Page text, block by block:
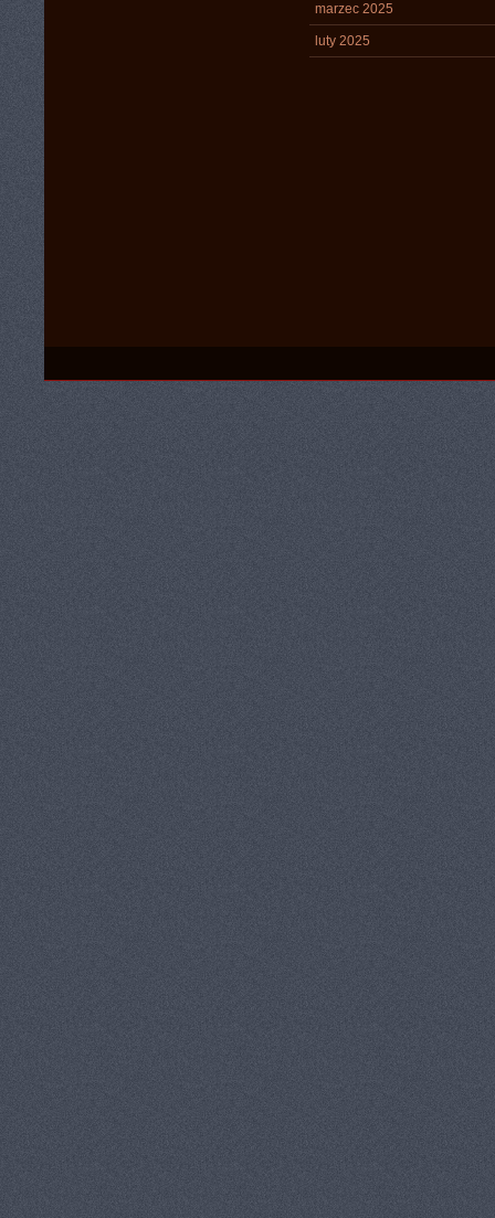
marzec 2025
luty 2025